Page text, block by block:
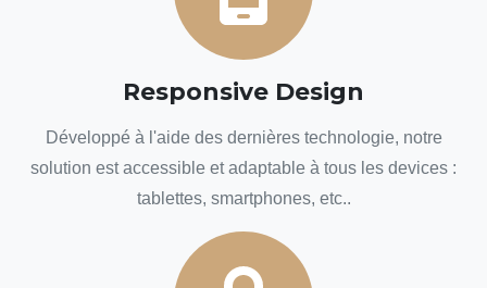
Responsive Design
Développé à l'aide des dernières technologie, notre
solution est accessible et adaptable à tous les devices :
tablettes, smartphones, etc..